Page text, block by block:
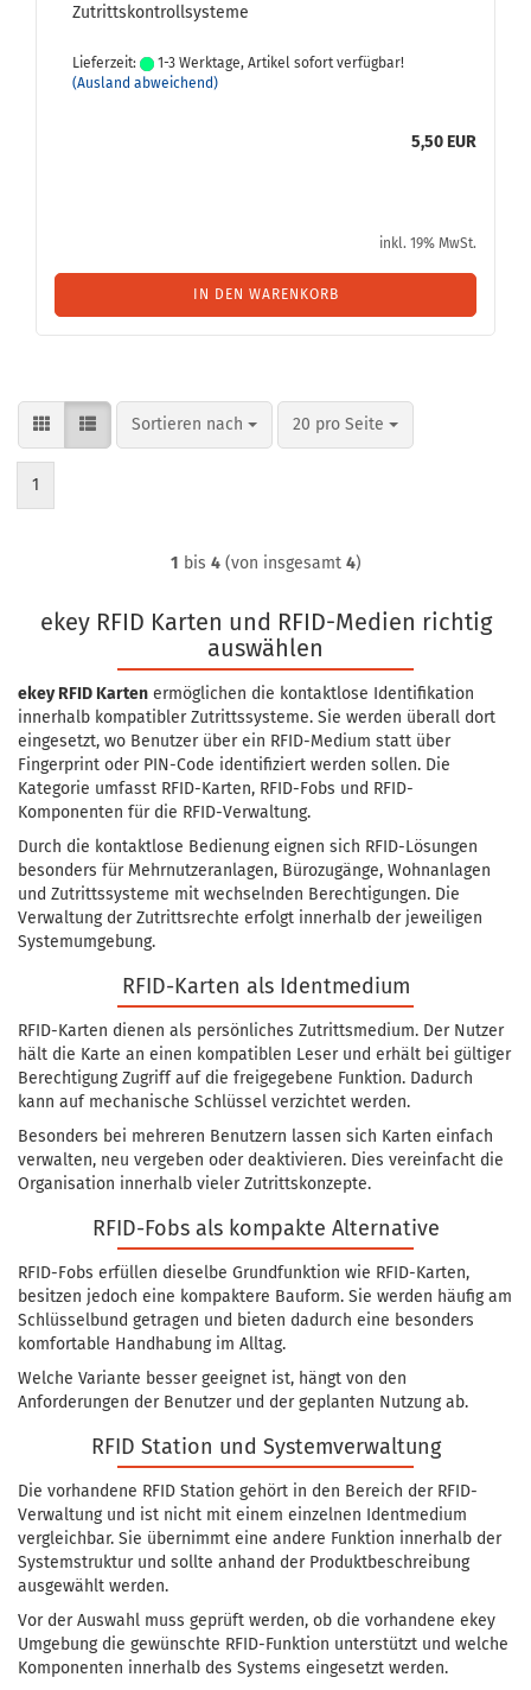
Zutrittskontrollsysteme
Lieferzeit:
1-3 Werktage, Artikel sofort verfügbar!
(Ausland abweichend)
5,50 EUR
inkl. 19% MwSt.
IN DEN WARENKORB
Sortieren nach
Sortieren nach 20 pro Seite
pro Seite
1
1 bis 4(von insgesamt 4)
ekey RFID Karten und RFID-Medien richtig
auswählen
ekey RFID Karten ermöglichen die kontaktlose Identifikation
innerhalb kompatibler Zutrittssysteme. Sie werden überall dort
eingesetzt, wo Benutzer über ein RFID-Medium statt über
Fingerprint oder PIN-Code identifiziert werden sollen. Die
Kategorie umfasst RFID-Karten, RFID-Fobs und RFID-
Komponenten für die RFID-Verwaltung.
Durch die kontaktlose Bedienung eignen sich RFID-Lösungen
besonders für Mehrnutzeranlagen, Bürozugänge, Wohnanlagen
und Zutrittssysteme mit wechselnden Berechtigungen. Die
Verwaltung der Zutrittsrechte erfolgt innerhalb der jeweiligen
Systemumgebung.
RFID-Karten als Identmedium
RFID-Karten dienen als persönliches Zutrittsmedium. Der Nutzer
hält die Karte an einen kompatiblen Leser und erhält bei gültiger
Berechtigung Zugriff auf die freigegebene Funktion. Dadurch
kann auf mechanische Schlüssel verzichtet werden.
Besonders bei mehreren Benutzern lassen sich Karten einfach
verwalten, neu vergeben oder deaktivieren. Dies vereinfacht die
Organisation innerhalb vieler Zutrittskonzepte.
RFID-Fobs als kompakte Alternative
RFID-Fobs erfüllen dieselbe Grundfunktion wie RFID-Karten,
besitzen jedoch eine kompaktere Bauform. Sie werden häufig am
Schlüsselbund getragen und bieten dadurch eine besonders
komfortable Handhabung im Alltag.
Welche Variante besser geeignet ist, hängt von den
Anforderungen der Benutzer und der geplanten Nutzung ab.
RFID Station und Systemverwaltung
Die vorhandene RFID Station gehört in den Bereich der RFID-
Verwaltung und ist nicht mit einem einzelnen Identmedium
vergleichbar. Sie übernimmt eine andere Funktion innerhalb der
Systemstruktur und sollte anhand der Produktbeschreibung
ausgewählt werden.
Vor der Auswahl muss geprüft werden, ob die vorhandene ekey
Umgebung die gewünschte RFID-Funktion unterstützt und welche
Komponenten innerhalb des Systems eingesetzt werden.